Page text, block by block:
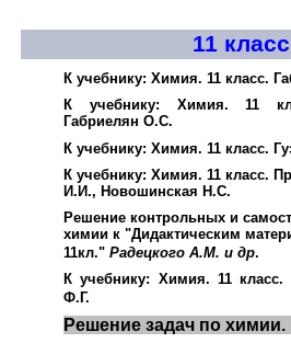
11 класс
К учебнику: Химия. 11 класс.
К учебнику: Химия. 11
Габриелян О.С.
К учебнику: Химия. 11 класс.
К учебнику: Химия. 11 класс.
И.И., Новошинская Н.С.
Решение контрольных и
химии к "Дидактическим
11кл." Радецкого А.М. и др.
К учебнику: Химия. 11
Ф.Г.
Решение задач по химии.